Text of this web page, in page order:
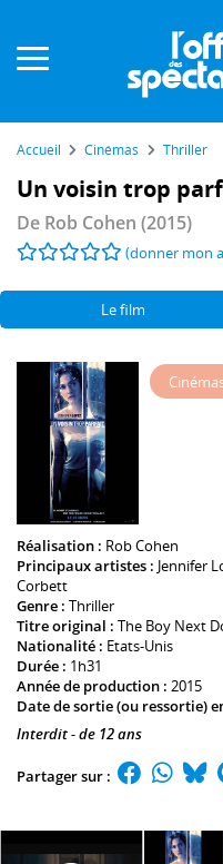
Accueil Cinémas Thriller
Un voisin trop
De Rob Cohen (2015)
(donner mon
Le film
Réalisation : Rob Cohen
Principaux artistes : Jennifer
Corbett
Genre : Thriller
Titre original : The Boy Next
Nationalité : Etats-Unis
Durée : 1h31
Année de production : 2015
Date de sortie (ou ressortie)
Interdit - de 12 ans
Partager sur :